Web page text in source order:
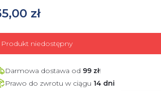
zł
Produkt niedostępny
Darmowa dostawa od 99 zł!
Prawo do zwrotu w ciągu 14 dni